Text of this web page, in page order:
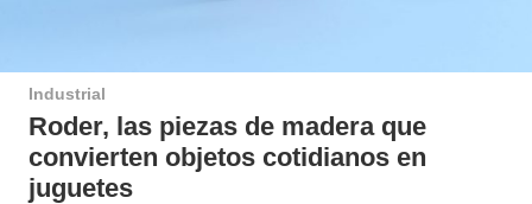
Industrial
Roder, las piezas de madera que
convierten objetos cotidianos en
juguetes